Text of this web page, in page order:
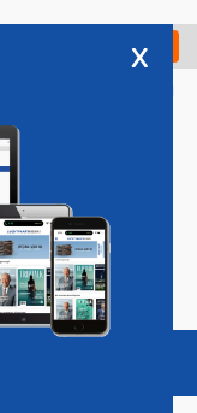
Check in
Vacatures
x